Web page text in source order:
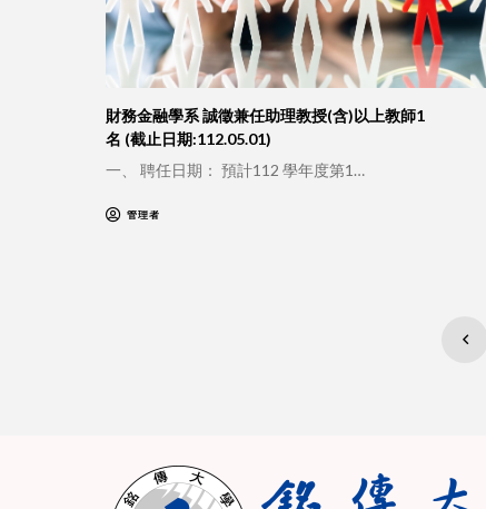
財務金融學系 誠徵兼任助理教授(含)以上教師1
名 (截止日期:112.05.01)
一、 聘任日期： 預計112 學年度第1…
管理者
Prev